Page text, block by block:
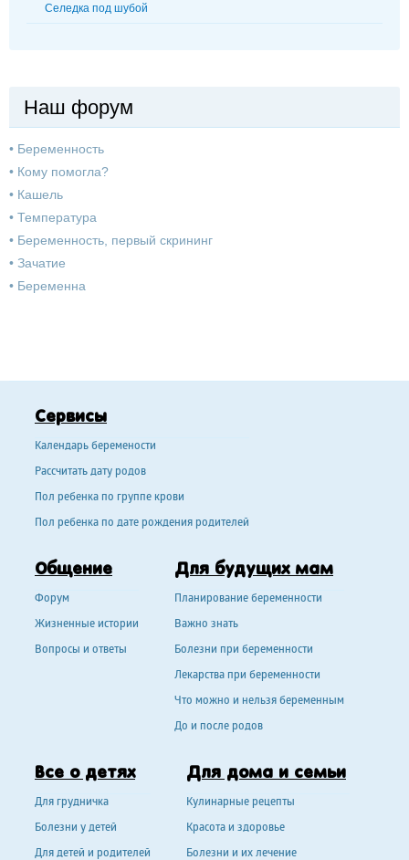
Селедка под шубой
Наш форум
• Беременность
• Кому помогла?
• Кашель
• Температура
• Беременность, первый скрининг
• Зачатие
• Беременна
Сервисы
Календарь беремености
Рассчитать дату родов
Пол ребенка по группе крови
Пол ребенка по дате рождения родителей
Общение
Форум
Жизненные истории
Вопросы и ответы
Для будущих мам
Планирование беременности
Важно знать
Болезни при беременности
Лекарства при беременности
Что можно и нельзя беременным
До и после родов
Все о детях
Для грудничка
Болезни у детей
Для детей и родителей
Для дома и семьи
Кулинарные рецепты
Красота и здоровье
Болезни и их лечение